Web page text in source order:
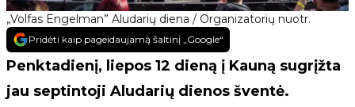
„Volfas Engelman” Aludarių diena / Organizatorių nuotr.
Pridėti kaip pageidaujamą šaltinį „Google“
Penktadienį, liepos 12 dieną į Kauną sugrįžta
jau septintoji Aludarių dienos šventė.